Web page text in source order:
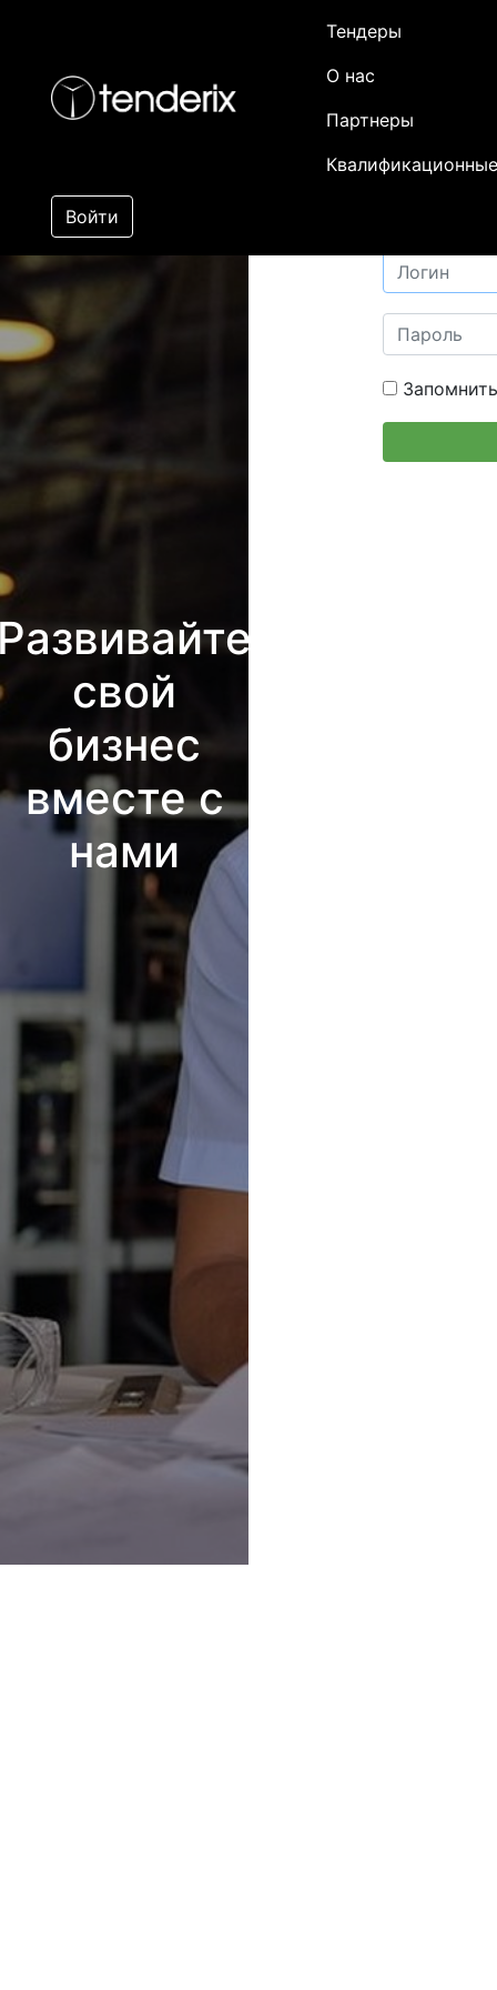
Тендеры
О нас
Партнеры
Войти
свой
бизнес
вместе с
нами